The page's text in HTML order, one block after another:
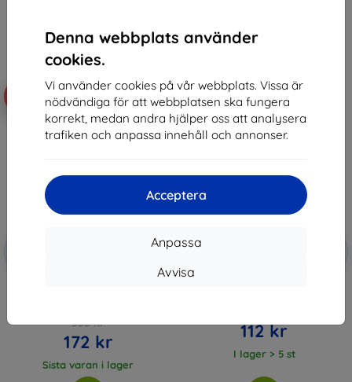
Denna webbplats använder
cookies.
Vi använder cookies på vår webbplats. Vissa är
nödvändiga för att webbplatsen ska fungera
korrekt, medan andra hjälper oss att analysera
trafiken och anpassa innehåll och annonser.
Acceptera
Anpassa
Avvisa
EXTRA10
355 kr
172 kr
Sista varan i lager
-10%
-10%
112 kr
I lager > 5 st